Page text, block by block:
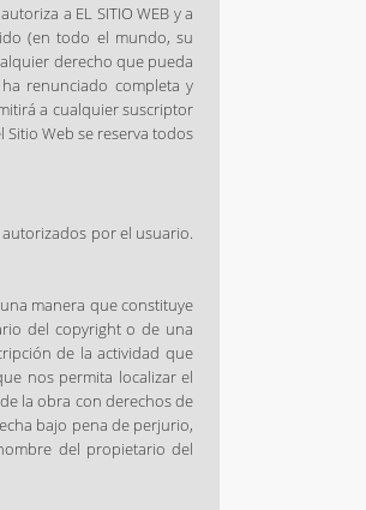
a EL SITIO WEB y a
(en todo el mundo, su
derecho que pueda
renunciado completa y
a cualquier suscriptor
Web se reserva todos
por el usuario.
manera que constituye
del copyright o de una
de la actividad que
nos permita localizar el
la obra con derechos de
bajo pena de perjurio,
del propietario del